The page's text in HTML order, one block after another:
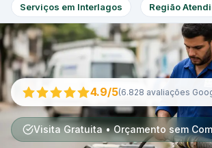
Serviços em Interlagos Região
4.9/5(6.828 avaliações
Visita Gratuita • Orçamento sem